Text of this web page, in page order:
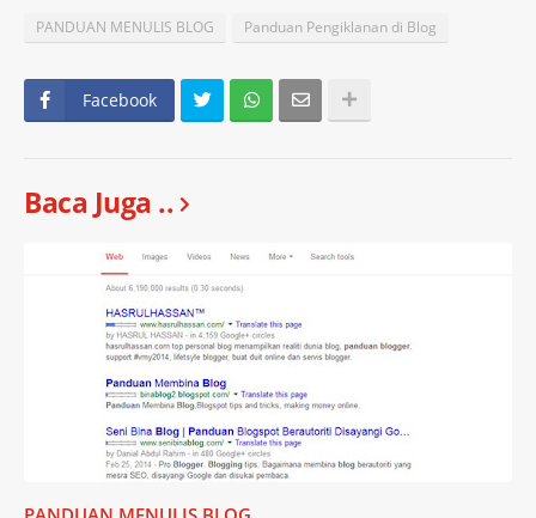
PANDUAN MENULIS BLOG Panduan Pengiklanan di Blog
Facebook
Baca Juga ..